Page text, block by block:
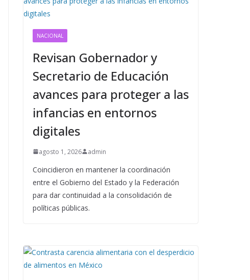
NACIONAL
Revisan Gobernador y
Secretario de Educación
avances para proteger a las
infancias en entornos
digitales
agosto 1, 2026 admin
Coincidieron en mantener la coordinación
entre el Gobierno del Estado y la Federación
para dar continuidad a la consolidación de
políticas públicas.